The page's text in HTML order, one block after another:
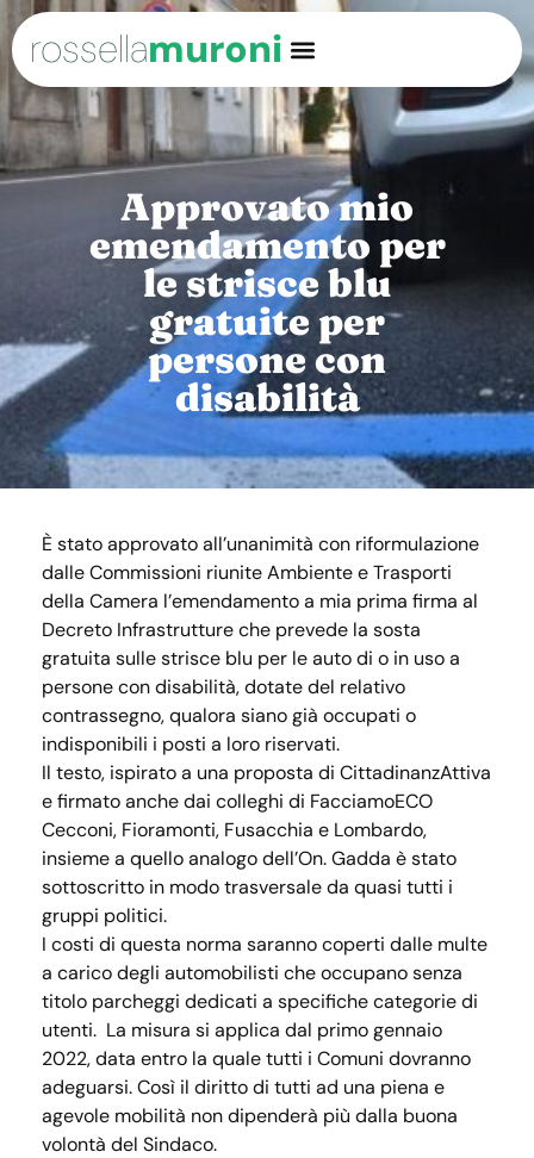
rossellamuroni
Approvato mio
emendamento per
le strisce blu
gratuite per
persone con
disabilità
È stato approvato all’unanimità con riformulazione
dalle Commissioni riunite Ambiente e Trasporti
della Camera l’emendamento a mia prima firma al
Decreto Infrastrutture che prevede la sosta
gratuita sulle strisce blu per le auto di o in uso a
persone con disabilità, dotate del relativo
contrassegno, qualora siano già occupati o
indisponibili i posti a loro riservati.
Il testo, ispirato a una proposta di CittadinanzAttiva
e firmato anche dai colleghi di FacciamoECO
Cecconi, Fioramonti, Fusacchia e Lombardo,
insieme a quello analogo dell’On. Gadda è stato
sottoscritto in modo trasversale da quasi tutti i
gruppi politici.
I costi di questa norma saranno coperti dalle multe
a carico degli automobilisti che occupano senza
titolo parcheggi dedicati a specifiche categorie di
utenti. La misura si applica dal primo gennaio
2022, data entro la quale tutti i Comuni dovranno
adeguarsi. Così il diritto di tutti ad una piena e
agevole mobilità non dipenderà più dalla buona
volontà del Sindaco.